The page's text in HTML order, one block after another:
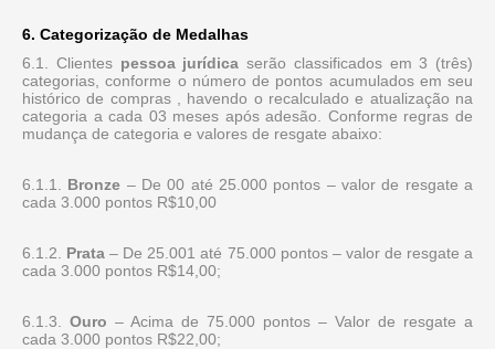
6. Categorização de Medalhas
6.1. Clientes pessoa jurídica serão classificados em 3 (três)
categorias, conforme o número de pontos acumulados em seu
histórico de compras , havendo o recalculado e atualização na
categoria a cada 03 meses após adesão. Conforme regras de
mudança de categoria e valores de resgate abaixo:
6.1.1. Bronze – De 00 até 25.000 pontos – valor de resgate a
cada 3.000 pontos R$10,00
6.1.2. Prata – De 25.001 até 75.000 pontos – valor de resgate a
cada 3.000 pontos R$14,00;
6.1.3. Ouro – Acima de 75.000 pontos – Valor de resgate a
cada 3.000 pontos R$22,00;